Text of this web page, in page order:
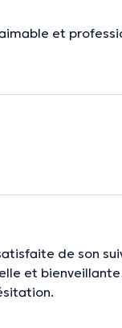
et
de son
et